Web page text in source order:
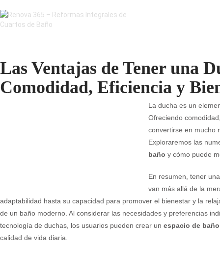
Las Ventajas de Tener una
Comodidad, Eficiencia y
La ducha es un
Ofreciendo
convertirse en mucho
Exploraremos las
baño y cómo puede
En resumen, tener
van más allá de la
adaptabilidad hasta su capacidad para promover el bienestar y la
de un baño moderno. Al considerar las necesidades y preferencias
tecnología de duchas, los usuarios pueden crear un espacio de baño
calidad de vida diaria.